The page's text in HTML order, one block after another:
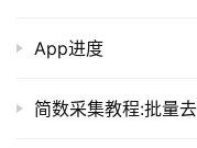
App进度
简数采集教程:批量